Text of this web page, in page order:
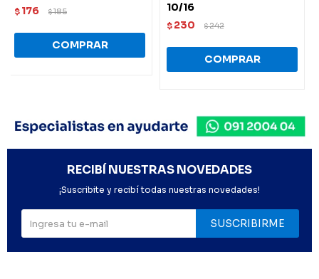
$ 176 $185
10/16
$ 230 $242
RECIBÍ NUESTRAS NOVEDADES
¡Suscribite y recibí todas nuestras novedades!
SUSCRIBIRME